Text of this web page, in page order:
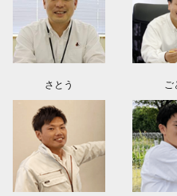
群馬県高崎市E様よりお問い合わせ
2026.08.02
東京都練馬区K様よりお問い合わせ頂
さとう ご